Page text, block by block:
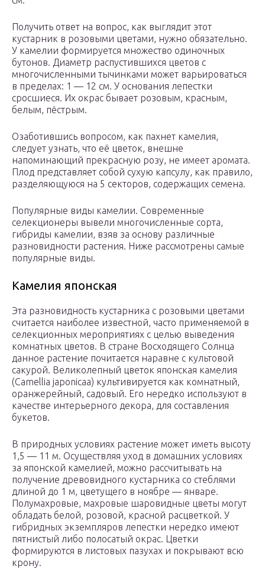
Получить ответ на вопрос, как выглядит этот
кустарник в розовыми цветами, нужно обязательно.
У камелии формируется множество одиночных
бутонов. Диаметр распустившихся цветов с
многочисленными тычинками может варьироваться
в пределах: 1 — 12 см. У основания лепестки
сросшиеся. Их окрас бывает розовым, красным,
белым, пёстрым.
Озаботившись вопросом, как пахнет камелия,
следует узнать, что её цветок, внешне
напоминающий прекрасную розу, не имеет аромата.
Плод представляет собой сухую капсулу, как правило,
разделяющуюся на 5 секторов, содержащих семена.
Популярные виды камелии. Современные
селекционеры вывели многочисленные сорта,
гибриды камелии, взяв за основу различные
разновидности растения. Ниже рассмотрены самые
популярные виды.
Камелия японская
Эта разновидность кустарника с розовыми цветами
считается наиболее известной, часто применяемой в
селекционных мероприятиях с целью выведения
комнатных цветов. В стране Восходящего Солнца
данное растение почитается наравне с культовой
сакурой. Великолепный цветок японская камелия
(Camellia japonicaa) культивируется как комнатный,
оранжерейный, садовый. Его нередко используют в
качестве интерьерного декора, для составления
букетов.
В природных условиях растение может иметь высоту
1,5 — 11 м. Осуществляя уход в домашних условиях
за японской камелией, можно рассчитывать на
получение древовидного кустарника со стеблями
длиной до 1 м, цветущего в ноябре — январе.
Полумахровые, махровые шаровидные цветы могут
обладать белой, розовой, красной расцветкой. У
гибридных экземпляров лепестки нередко имеют
пятнистый либо полосатый окрас. Цветки
формируются в листовых пазухах и покрывают всю
крону.